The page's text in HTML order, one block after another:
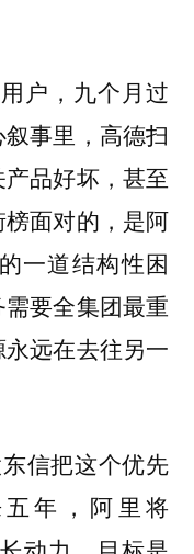
户，九个月过
事里，高德扫
品好坏，甚至
面对的，是阿
一道结构性困
要全集团最重
远在去往另一
信把这个优先
年，阿里将